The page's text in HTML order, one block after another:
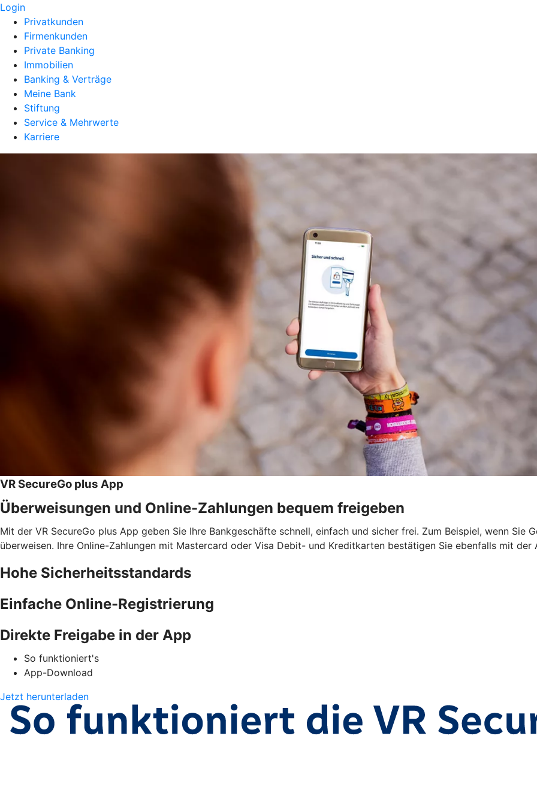
Login
Privatkunden
Firmenkunden
Private Banking
Immobilien
Banking & Verträge
Meine Bank
Stiftung
Service & Mehrwerte
Karriere
VR SecureGo plus App
Überweisungen und Online-Zahlungen bequem freigeben
Mit der VR SecureGo plus App geben Sie Ihre Bankgeschäfte schnell, einfach und sicher frei. Zum Beispiel, wenn Sie
überweisen. Ihre Online-Zahlungen mit Mastercard oder Visa Debit- und Kreditkarten bestätigen Sie ebenfalls mit der
Hohe Sicherheitsstandards
Einfache Online-Registrierung
Direkte Freigabe in der App
So funktioniert's
App-Download
Jetzt herunterladen